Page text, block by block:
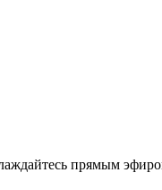
прямым